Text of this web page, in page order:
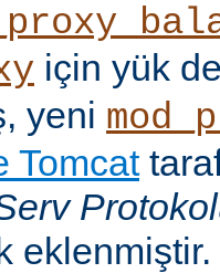
için yük
yeni
Tomcat
eklenmiştir.